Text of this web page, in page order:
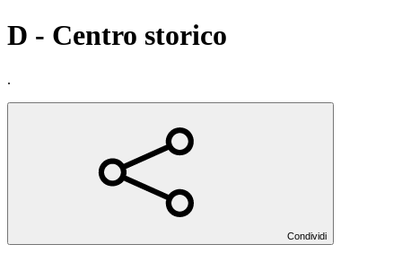
D - Centro storico
.
Condividi